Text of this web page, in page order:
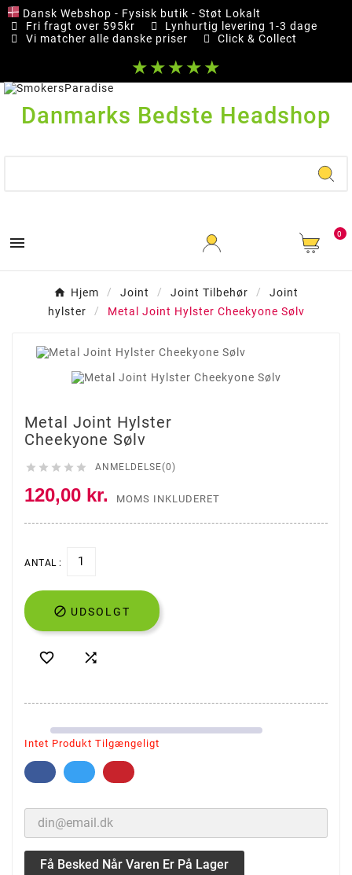
Dansk Webshop - Fysisk butik - Støt Lokalt
Fri fragt over 595kr
Lynhurtig levering 1-3 dage
Vi matcher alle danske priser
Click & Collect
★★★★★
Danmarks Bedste Headshop
 0
Hjem Joint Joint Tilbehør
Joint
hylster
Metal Joint Hylster Cheekyone Sølv
Metal Joint Hylster
Cheekyone Sølv
     ANMELDELSE(0)
120,00 kr. MOMS INKLUDERET
ANTAL :
 UDSOLGT
 
Intet Produkt Tilgængeligt
Få Besked Når Varen Er På Lager